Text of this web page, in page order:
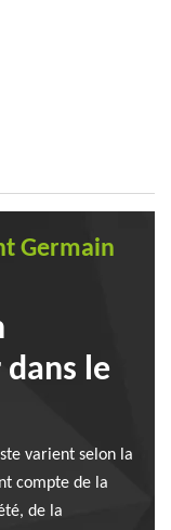
Germain
dans le
varient selon la
compte de la
de la